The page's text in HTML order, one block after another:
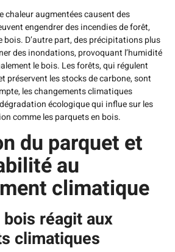
chaleur augmentées causent des
engendrer des incendies de forêt,
bois. D’autre part, des précipitations plus
des inondations, provoquant l’humidité
le bois. Les forêts, qui régulent
préservent les stocks de carbone, sont
les changements climatiques
écologique qui influe sur les
comme les parquets en bois.
du parquet et
au
climatique
réagit aux
climatiques